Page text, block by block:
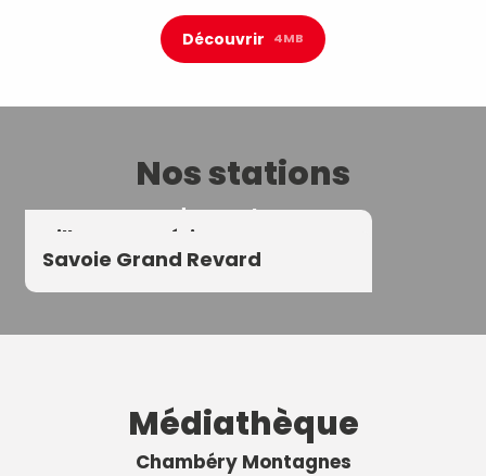
Découvrir 4MB
Nos stations
de montagne
Aillons Margériaz
Savoie Grand Revard
Médiathèque
Chambéry Montagnes